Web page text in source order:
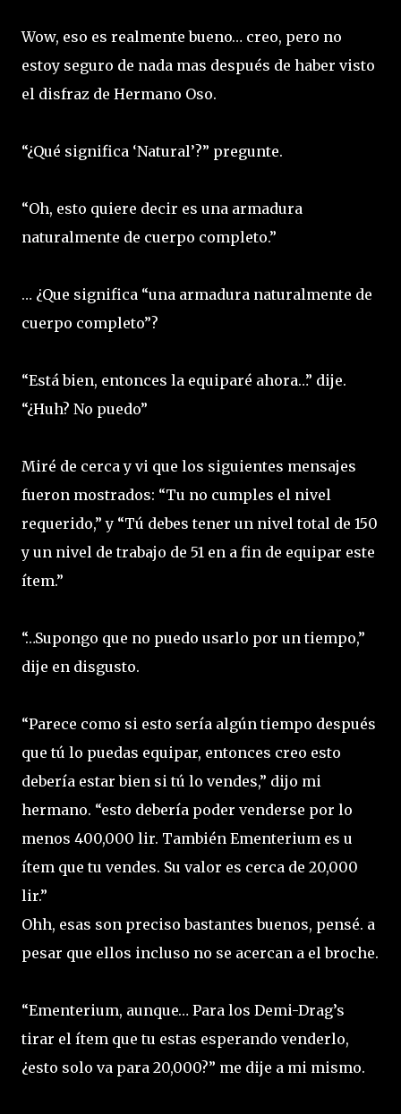
Wow, eso es realmente bueno… creo, pero no
estoy seguro de nada mas después de haber visto
el disfraz de Hermano Oso.
“¿Qué significa ‘Natural’?” pregunte.
“Oh, esto quiere decir es una armadura
naturalmente de cuerpo completo.”
… ¿Que significa “una armadura naturalmente de
cuerpo completo”?
“Está bien, entonces la equiparé ahora…” dije.
“¿Huh? No puedo”
Miré de cerca y vi que los siguientes mensajes
fueron mostrados: “Tu no cumples el nivel
requerido,” y “Tú debes tener un nivel total de 150
y un nivel de trabajo de 51 en a fin de equipar este
ítem.”
“…Supongo que no puedo usarlo por un tiempo,”
dije en disgusto.
“Parece como si esto sería algún tiempo después
que tú lo puedas equipar, entonces creo esto
debería estar bien si tú lo vendes,” dijo mi
hermano. “esto debería poder venderse por lo
menos 400,000 lir. También Ementerium es u
ítem que tu vendes. Su valor es cerca de 20,000
lir.”
Ohh, esas son preciso bastantes buenos, pensé. a
pesar que ellos incluso no se acercan a el broche.
“Ementerium, aunque… Para los Demi-Drag’s
tirar el ítem que tu estas esperando venderlo,
¿esto solo va para 20,000?” me dije a mi mismo.